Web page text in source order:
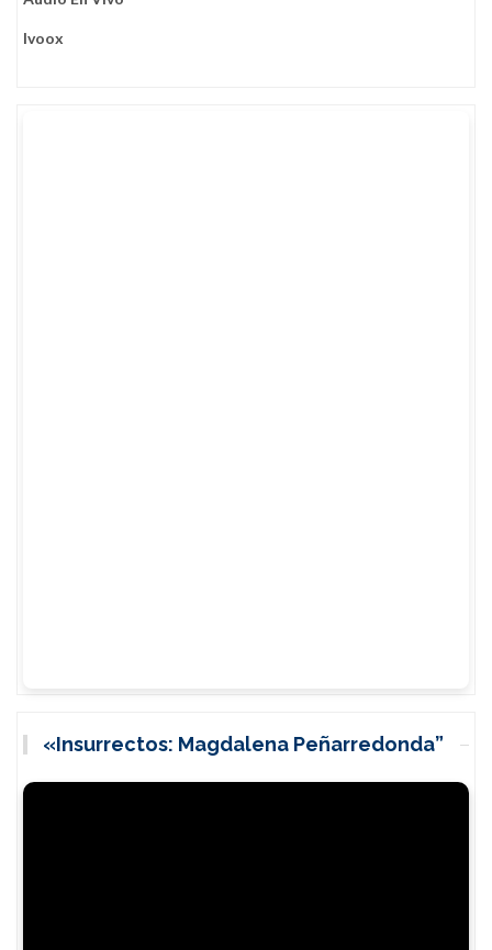
Ivoox
«Insurrectos: Magdalena Peñarredonda”